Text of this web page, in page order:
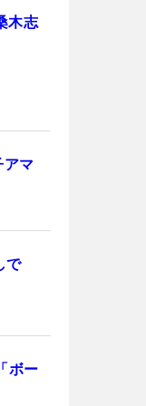
木志
マ
で
ボー